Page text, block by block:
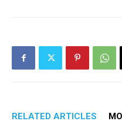
RELATED ARTICLES